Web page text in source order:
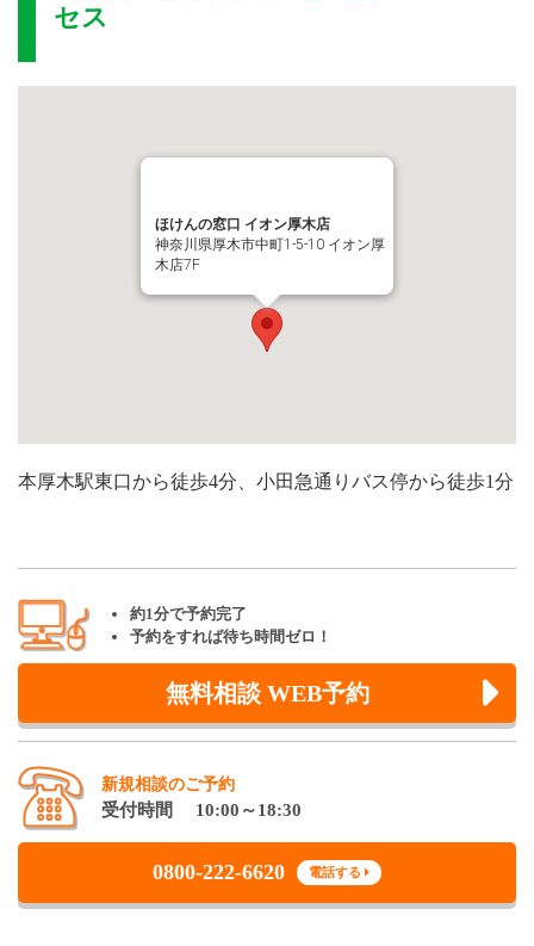
セス
ほけんの窓口 イオン厚木店
神奈川県厚木市中町1-5-10 イオン厚
木店7F
本厚木駅東口から徒歩4分、小田急通りバス停から徒歩1分
約1分で予約完了
予約をすれば待ち時間ゼロ！
無料相談 WEB予約
新規相談のご予約
受付時間 10:00～18:30
0800-222-6620 電話する